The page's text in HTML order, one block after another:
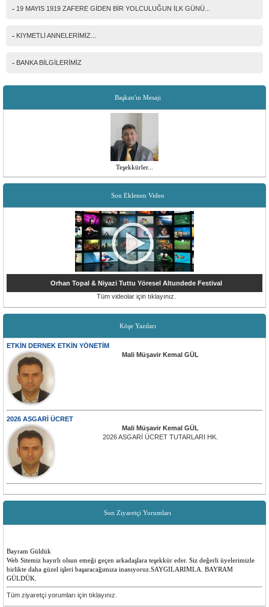
- 19 MAYIS 1919 ZAFERE GİDEN BİR YOLCULUĞUN İLK GÜNÜ...
- KIYMETLİ ANNELERİMİZ...
- BANKA BİLGİLERİMİZ
Başkan'ın Mesajı
Teşekkürler...
Son Eklenen Video
Orhan Topal & Niyazi Tuttu Yöresel Altundede Festival
Tüm videolar için tıklayınız.
Köşe Yazıları
ETKİN DERNEK ETKİN YÖNETİM
Mali Müşavir Kemal GÜL
2026 ASGARİ ÜCRET
Mali Müşavir Kemal GÜL
2026 ASGARİ ÜCRET TUTARLARI HK.
Son Ziyaretçi Yorumları
Bayram Güldük
Web Sitemiz hayırlı olsun emeği geçen arkadaşlara teşekkür eder. Siz değerli üyelerimizle
birlikte daha güzel işleri başaracağımıza inanıyoruz.SAYGILARIMLA. BAYRAM
GÜLDÜK.
Emre ilk
Tüm ziyaretçi yorumları için tıklayınız.